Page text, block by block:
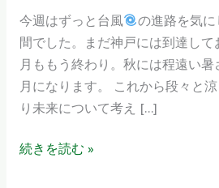
今週はずっと台風
の進路を気に
間でした。まだ神戸には到達し
月ももう終わり。秋には程遠い
月になります。 これから段々と
り未来について考え […]
と
チ
ャ
ッ
ト！」
年
続きを読む »